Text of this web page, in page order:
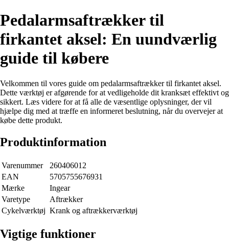
Pedalarmsaftrækker til
firkantet aksel: En uundværlig
guide til købere
Velkommen til vores guide om pedalarmsaftrækker til firkantet aksel.
Dette værktøj er afgørende for at vedligeholde dit kranksæt effektivt og
sikkert. Læs videre for at få alle de væsentlige oplysninger, der vil
hjælpe dig med at træffe en informeret beslutning, når du overvejer at
købe dette produkt.
Produktinformation
Varenummer
260406012
EAN
5705755676931
Mærke
Ingear
Varetype
Aftrækker
Cykelværktøj Krank og aftrækkerværktøj
Vigtige funktioner